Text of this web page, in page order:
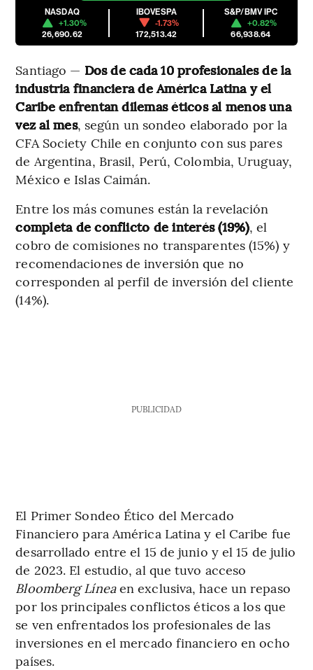
NASDAQ
+1.30%
26,690.62
IBOVESPA
-1.73%
172,513.42
S&P/BMV IPC
+0.82%
66,938.64
Santiago — Dos de cada 10 profesionales de la
industria financiera de América Latina y el
Caribe enfrentan dilemas éticos al menos una
vez al mes, según un sondeo elaborado por la
CFA Society Chile en conjunto con sus pares
de Argentina, Brasil, Perú, Colombia, Uruguay,
México e Islas Caimán.
Entre los más comunes están la revelación
completa de conflicto de interés (19%), el
cobro de comisiones no transparentes (15%) y
recomendaciones de inversión que no
corresponden al perfil de inversión del cliente
(14%).
PUBLICIDAD
El Primer Sondeo Ético del Mercado
Financiero para América Latina y el Caribe fue
desarrollado entre el 15 de junio y el 15 de julio
de 2023. El estudio, al que tuvo acceso
Bloomberg Líneaen exclusiva, hace un repaso
por los principales conflictos éticos a los que
se ven enfrentados los profesionales de las
inversiones en el mercado financiero en ocho
países.